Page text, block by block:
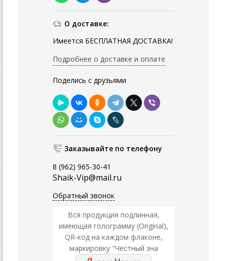
О доставке:
Имеется БЕСПЛАТНАЯ ДОСТАВКА!
Подробнее о доставке и оплате
Поделись с друзьями
Заказывайте по телефону
8 (962) 965-30-41
Shaik-Vip@mail.ru
Обратный звонок
Вся продукция подлинная,
имеющая голограмму (Original),
QR-код на каждом флаконе,
маркировку "Честный зна